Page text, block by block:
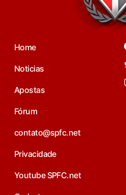
Home
Noticias
Apostas
Fórum
contato@spfc.net
Privacidade
Youtube SPFC.net